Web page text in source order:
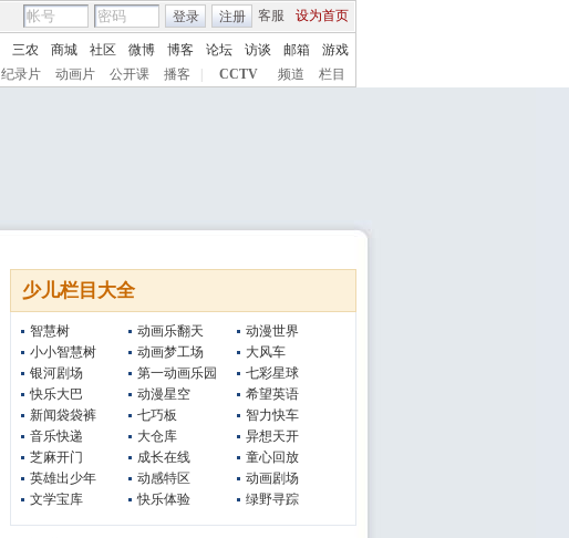
客服 设为首页
登录 注册
三农 商城 社区 微博 博客 论坛 访谈 邮箱
游戏
纪录片 动画片 公开课 播客 CCTV 频道 栏目
少儿栏目大全
智慧树
小小智慧树
银河剧场
快乐大巴
新闻袋袋裤
音乐快递
芝麻开门
英雄出少年
文学宝库
动画乐翻天
动画梦工场
第一动画乐园
动漫星空
七巧板
大仓库
成长在线
动感特区
快乐体验
动漫世界
大风车
七彩星球
希望英语
智力快车
异想天开
童心回放
动画剧场
绿野寻踪